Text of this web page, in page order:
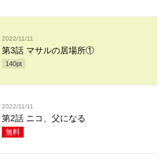
2022/11/11
第3話 マサルの居場所①
140pt
2022/11/11
第2話 ニコ、父になる
無料